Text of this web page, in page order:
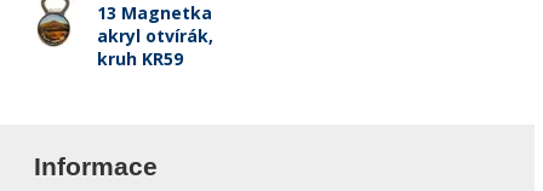
13 Magnetka
akryl otvírák,
kruh KR59
Informace